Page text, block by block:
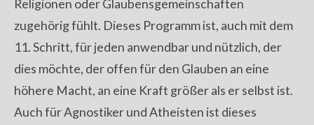
Religionen oder Glaubensgemeinschaften
zugehörig fühlt. Dieses Programm ist, auch mit dem
11. Schritt, für jeden anwendbar und nützlich, der
dies möchte, der offen für den Glauben an eine
höhere Macht, an eine Kraft größer als er selbst ist.
Auch für Agnostiker und Atheisten ist dieses